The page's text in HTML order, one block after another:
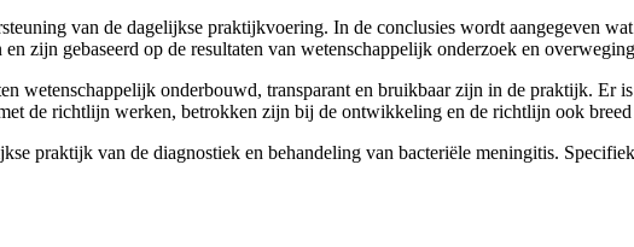
van de dagelijkse praktijkvoering. In de conclusies wordt aangegeven
zijn gebaseerd op de resultaten van wetenschappelijk onderzoek en
wetenschappelijk onderbouwd, transparant en bruikbaar zijn in de praktijk. Er
de richtlijn werken, betrokken zijn bij de ontwikkeling en de richtlijn ook breed
praktijk van de diagnostiek en behandeling van bacteriële meningitis.